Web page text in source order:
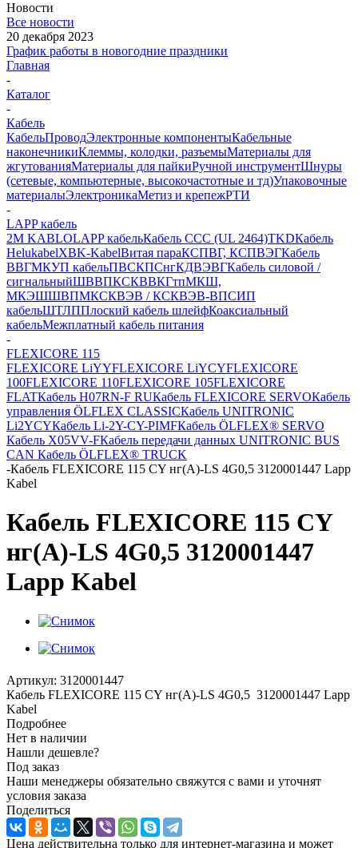
Новости
Все новости
20 декабря 2023
График работы в новогодние праздники
Главная
-
Каталог
-
Кабель
КабельПроводЭлектронные компонентыКабельные
наконечникиКлеммы, колодки, разъемыМатериалы для
жгутованияМатериалы для пайкиРучной инструментШнуры
(сетевые, компьютерные, высокочастотные и тд)Упаковочные
материалыЭлектроникаМетиз и крепежРТИ
-
LAPP кабель
2M KABLOLAPP кабельКабель CCC (UL 2464)TKDКабель
HelukabelXBK-KabelВитая параКСПВГ, КСПВЭГКабель
ВВГМКУП кабельПВСКПСнгКДВЭВГКабель силовой /
сигнальныйШВВПКСКВВКГтпМКШ,
МКЭШШВПМКСКВЭВ / КСКВЭВ-ВПСИП
кабельШТЛППлоский кабель шлейфКоаксиальный
кабельМежплатный кабель питания
-
FLEXICORE 115
FLEXICORE LiYYFLEXICORE LiYCYFLEXICORE
100FLEXICORE 110FLEXICORE 105FLEXICORE
FLATКабель H07RN-F RUКабель FLEXICORE SERVOКабель
управления ÖLFLEX CLASSICКабель UNITRONIC
Li2YCYКабель Li-2Y-CY-PIMFКабель ÖLFLEX® SERVO
Кабель X05VV-FКабель передачи данных UNITRONIC BUS
CAN Кабель ÖLFLEX® TRUCK
-Кабель FLEXICORE 115 CY нг(А)-LS 4G0,5 3120001447 Lapp
Kabel
Кабель FLEXICORE 115 CY
нг(А)-LS 4G0,5 3120001447
Lapp Kabel
Артикул: 3120001447
Кабель FLEXICORE 115 CY нг(А)-LS 4G0,5 3120001447 Lapp
Kabel
Подробнее
Нет в наличии
Нашли дешевле?
Под заказ
Наши менеджеры обязательно свяжутся с вами и уточнят
условия заказа
Поделиться
Цена действительна только для интернет-магазина и может